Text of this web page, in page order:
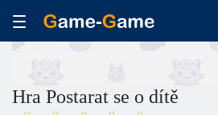
Hra Postarat se o dítě